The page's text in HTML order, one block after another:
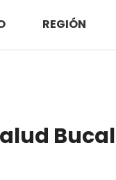
REGIÓN
Bucal